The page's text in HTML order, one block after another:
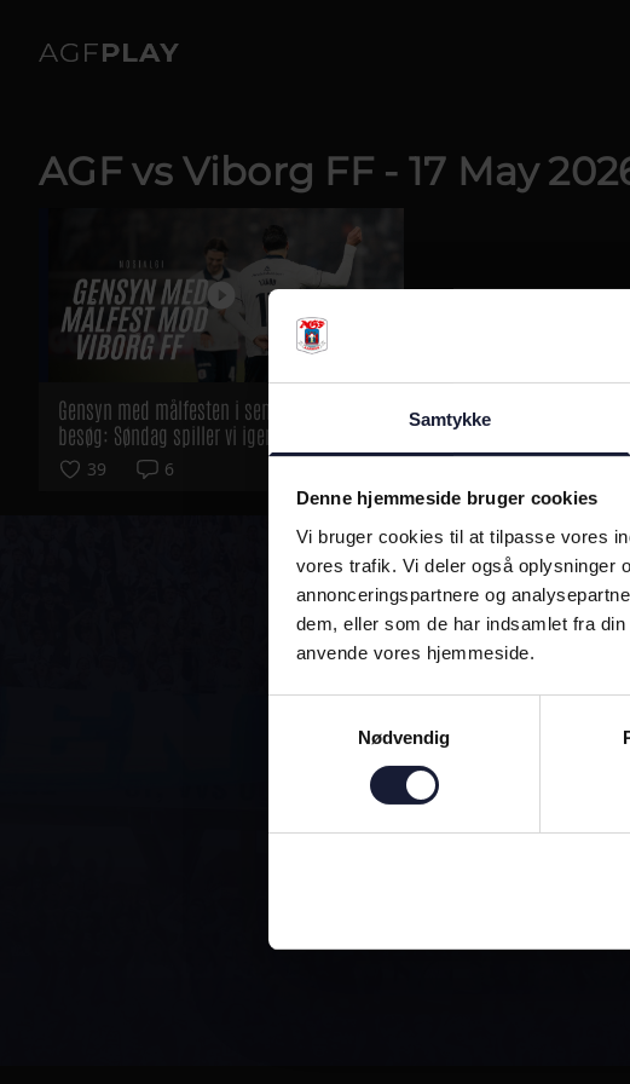
Samtykke
Denne hjemmeside bruger cookies
Vi bruger cookies til at tilpasse vores
vores trafik. Vi deler også oplysninger
annonceringspartnere og
dem, eller som de har indsamlet fra
anvende vores hjemmeside.
Nødvendig
AGF vs Viborg FF - 17 May
Gensyn med målfesten i seneste Viborg-
besøg: Søndag spiller vi igen
39 6
ALTID
DEN OFFICIELLE